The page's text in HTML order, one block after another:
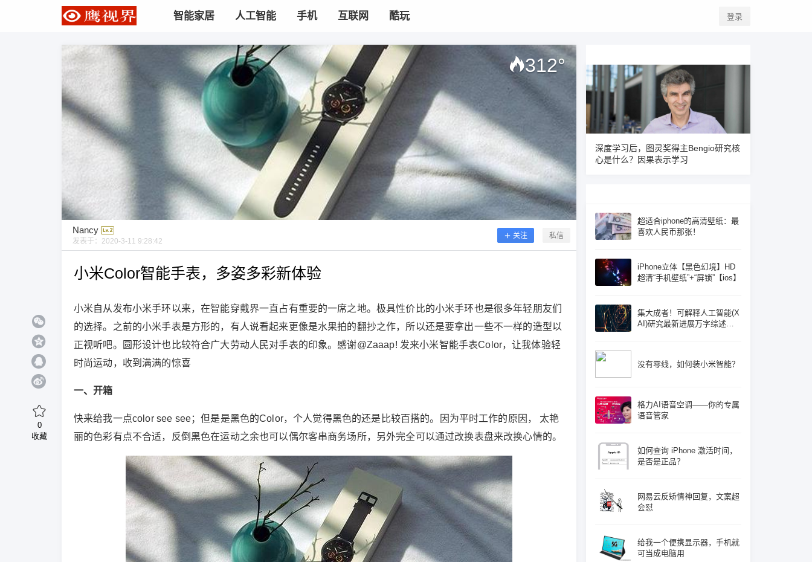
智能家居 人工智能 手机 互联网 酷玩 登录
312°
Nancy
发表于： 2020-3-11 9:28:42
关注 私信
小米Color智能手表，多姿多彩新体验
小米自从发布小米手环以来，在智能穿戴界一直占有重要的一席之地。极具性价比的小米手环也是很多年轻朋友们
的选择。之前的小米手表是方形的，有人说看起来更像是水果拍的翻抄之作，所以还是要拿出一些不一样的造型以
正视听吧。圆形设计也比较符合广大劳动人民对手表的印象。感谢@Zaaap! 发来小米智能手表Color，让我体验轻
时尚运动，收到满满的惊喜
一、开箱
快来给我一点color see see；但是是黑色的Color，个人觉得黑色的还是比较百搭的。因为平时工作的原因， 太艳
丽的色彩有点不合适，反倒黑色在运动之余也可以偶尔客串商务场所，另外完全可以通过改换表盘来改换心情的。
0
收藏
深度学习后，图灵奖得主Bengio研究核
心是什么？因果表示学习
超适合iphone的高清壁纸：最
喜欢人民币那张！
iPhone立体【黑色幻境】HD
超清“手机壁纸”+“屏锁”【ios】
集大成者！可解释人工智能(X
AI)研究最新进展万字综述论
没有零线，如何装小米智能？
格力AI语音空调——你的专属
语音管家
如何查询 iPhone 激活时间，
是否是正品？
网易云反矫情神回复，文案超
会怼
给我一个便携显示器，手机就
可当成电脑用